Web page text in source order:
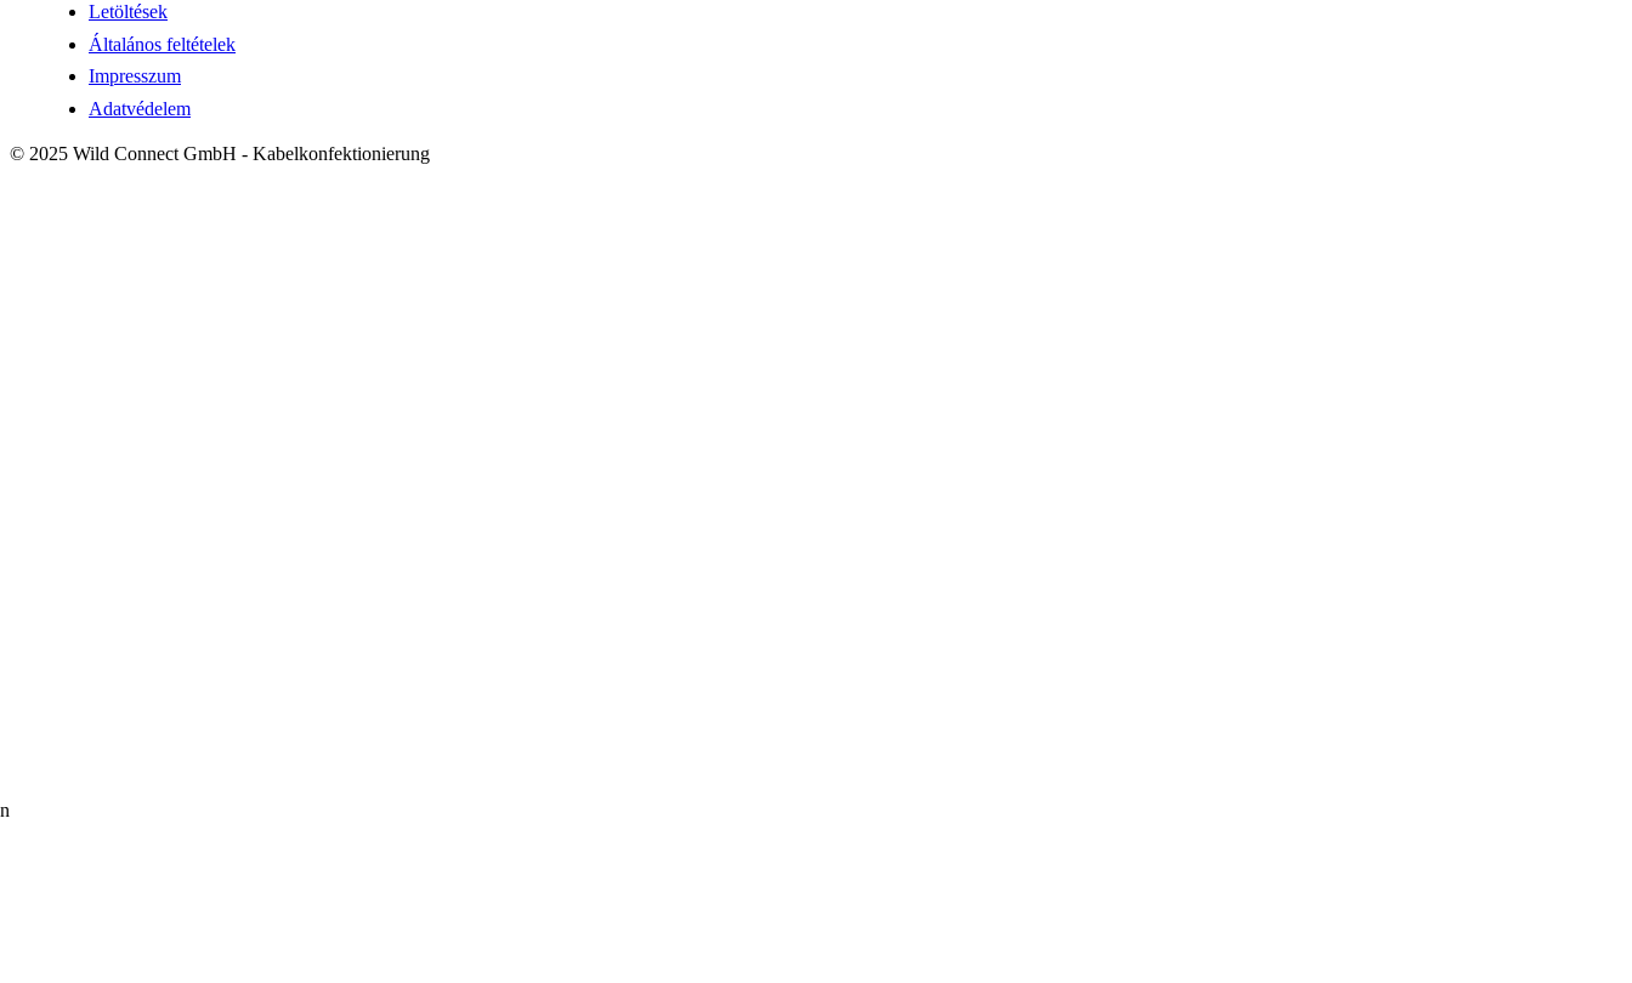
Letöltések
Általános feltételek
Impresszum
Adatvédelem
© 2025 Wild Connect GmbH - Kabelkonfektionierung